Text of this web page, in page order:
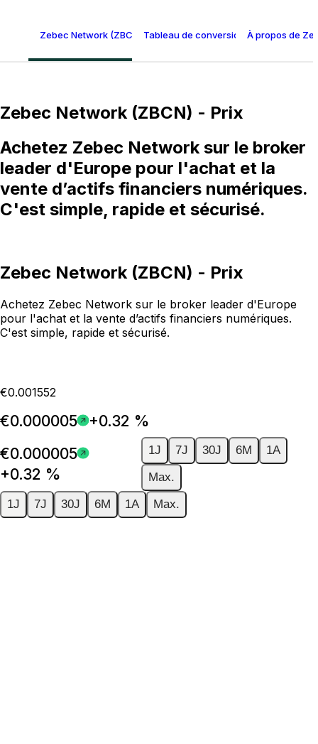
Zebec Network (ZBCN) - PrixTableau de conversion Zebec Network
À propos de
Zebec Network (ZBCN) - Prix
Achetez Zebec Network sur le broker
leader d'Europe pour l'achat et la
vente d’actifs financiers numériques.
C'est simple, rapide et sécurisé.
Zebec Network (ZBCN) - Prix
Achetez Zebec Network sur le broker leader d'Europe
pour l'achat et la vente d’actifs financiers numériques.
C'est simple, rapide et sécurisé.
€0.001552
€0.000005
+0.32 %
€0.000005
+0.32 %
1J 7J 30J 6M
1A
Max.
1J
7J 30J 6M 1A Max.